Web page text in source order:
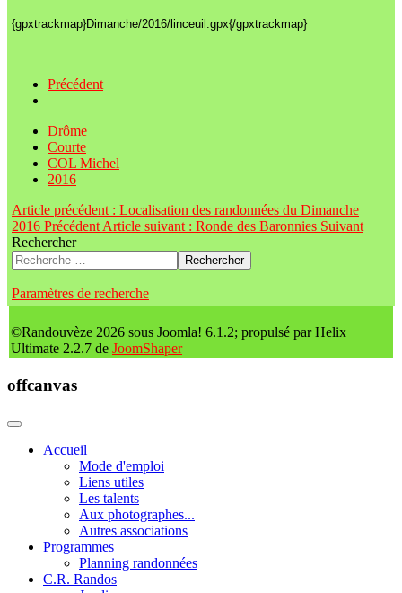
{gpxtrackmap}Dimanche/2016/linceuil.gpx{/gpxtrackmap}
Précédent
Drôme
Courte
COL Michel
2016
Article précédent : Localisation des randonnées du Dimanche
2016 Précédent Article suivant : Ronde des Baronnies Suivant
Rechercher
Rechercher
Paramètres de recherche
©Randouvèze 2026 sous Joomla! 6.1.2; propulsé par Helix
Ultimate 2.2.7 de JoomShaper
offcanvas
Accueil
Mode d'emploi
Liens utiles
Les talents
Aux photographes...
Autres associations
Programmes
Planning randonnées
C.R. Randos